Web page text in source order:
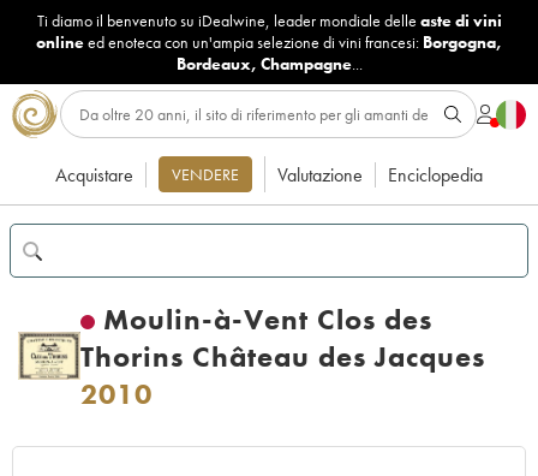
Ti diamo il benvenuto su iDealwine, leader mondiale delle aste di vini
onlineed enoteca con un'ampia selezione di vini francesi: Borgogna,
Bordeaux, Champagne...
Acquistare VENDERE Valutazione Enciclopedia
Moulin-à-Vent Clos des
Thorins Château des Jacques
2010